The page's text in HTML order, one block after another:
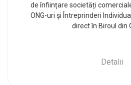
de înființare societăți
ONG-uri și Întreprinderi
direct în Biroul din
Detalii